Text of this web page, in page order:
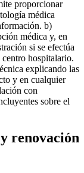
proporcionar
médica
b)
médica y, en
si se efectúa
hospitalario.
explicando las
y en cualquier
con
sobre el
renovación